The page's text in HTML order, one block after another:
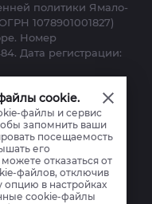
cookie.
файлы и сервис
запомнить ваши
посещаемость
его
отказаться от
файлов, отключив
опцию в настройках
cookie-файлы
политики Ямало-
1078901001827)
Номер
Дата регистрации:
ссылка на
media.ru
27-28